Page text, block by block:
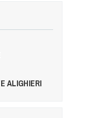
ALIGHIERI